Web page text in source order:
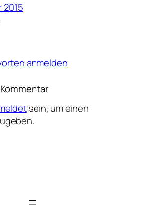
2015
anmelden
sein, um einen